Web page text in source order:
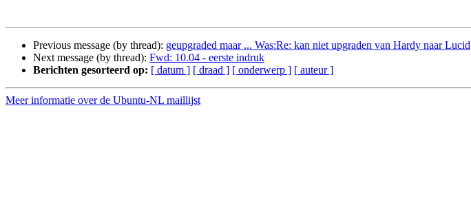
Previous message (by thread): geupgraded maar ... Was:Re: kan niet upgraden van Hardy naar Lucid
Next message (by thread): Fwd: 10.04 - eerste indruk
Berichten gesorteerd op: [ datum ] [ draad ] [ onderwerp ] [ auteur ]
Meer informatie over de Ubuntu-NL maillijst